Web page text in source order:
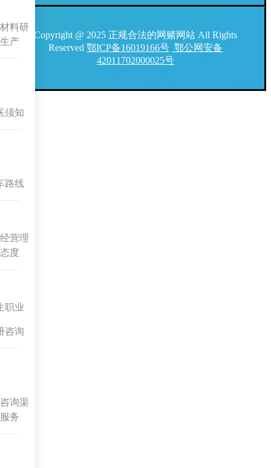
Copyright @ 2025 正规合法的网赌网站 All Rights
Reserved 鄂ICP备16019166号 鄂公网安备
42011702000025号
料研
产
须知
路线
营理
度
职业
咨询
询渠
务